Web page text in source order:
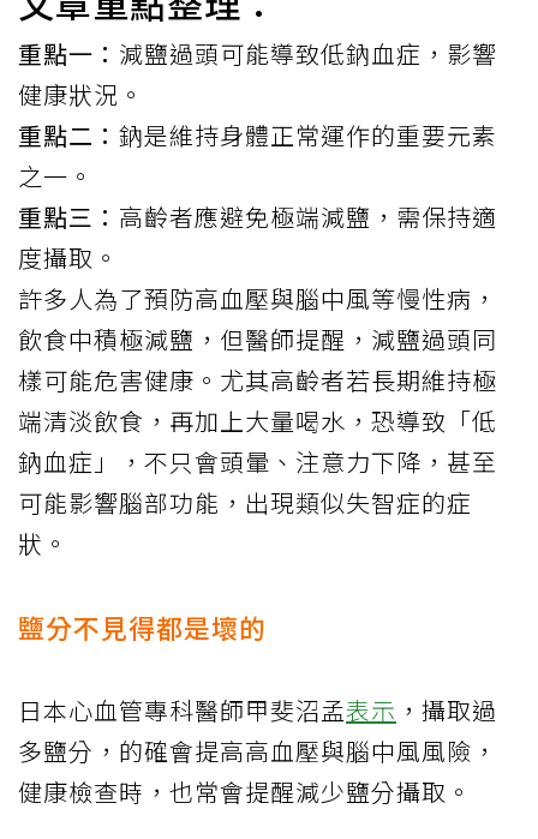
重點一： 減鹽過頭可能導致低鈉血症，影響
健康狀況。
重點二： 鈉是維持身體正常運作的重要元素
之一。
重點三： 高齡者應避免極端減鹽，需保持適
度攝取。
許多人為了預防高血壓與腦中風等慢性病，
飲食中積極減鹽，但醫師提醒，減鹽過頭同
樣可能危害健康。尤其高齡者若長期維持極
端清淡飲食，再加上大量喝水，恐導致「低
鈉血症」，不只會頭暈、注意力下降，甚至
可能影響腦部功能，出現類似失智症的症
狀。
鹽分不見得都是壞的
日本心血管專科醫師甲斐沼孟表示 ，攝取過
多鹽分，的確會提高高血壓與腦中風風險，
健康檢查時，也常會提醒減少鹽分攝取。